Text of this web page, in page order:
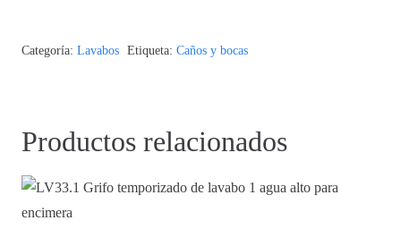
Categoría: Lavabos Etiqueta: Caños y bocas
Productos relacionados